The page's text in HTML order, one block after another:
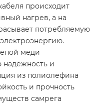
происходит
нагрев, а на
потребляемую
меди
надёжность и
из полиолефина
и прочность
самрега